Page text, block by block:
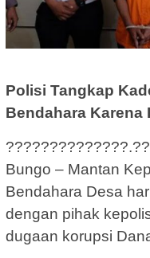
Polisi Tangkap
Bendahara Karena
Bungo – Mantan
Bendahara Desa
dengan pihak
dugaan korupsi